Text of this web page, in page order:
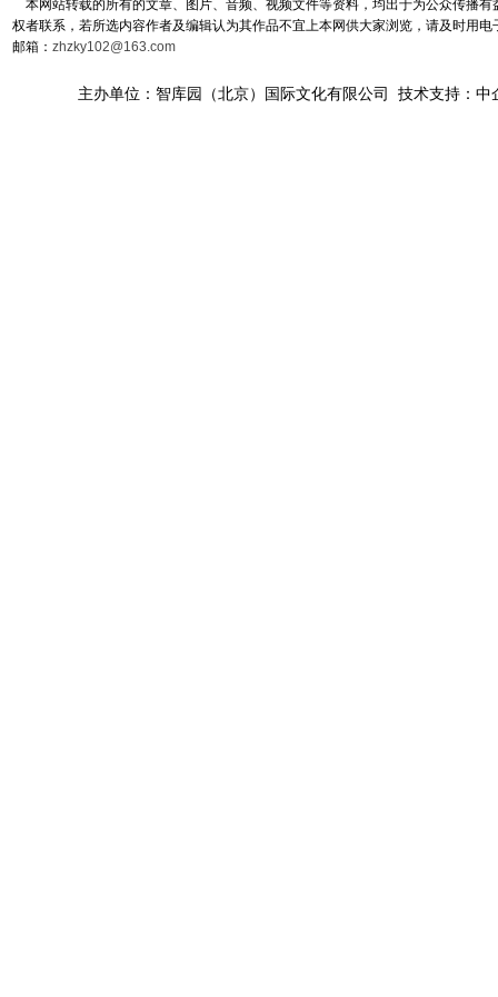
本网站转载的所有的文章、图片、音频、视频文件等资料，均出于为公众传播
权者联系，若所选内容作者及编辑认为其作品不宜上本网供大家浏览，请及时用
邮箱： zhzky102@163.com
主办单位：智库园（北京）国际文化有限公司 技术支持：